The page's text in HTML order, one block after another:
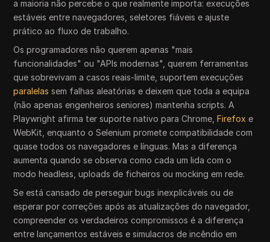
a maioria não percebe o que realmente importa: execuções
estáveis entre navegadores, seletores fiáveis e ajuste
prático ao fluxo de trabalho.
Os programadores não querem apenas "mais
funcionalidades" ou "APIs modernas", querem ferramentas
que sobrevivam a casos reais-limite, suportem execuções
paralelas sem falhas aleatórias e deixem que toda a equipa
(não apenas engenheiros seniores) mantenha scripts. A
Playwright afirma ter suporte nativo para Chrome,Firefox e
WebKit, enquanto o Selenium promete compatibilidade com
quase todos os navegadores e línguas. Mas a diferença
aumenta quando se observa como cada um lida com o
modo headless, uploads de ficheiros ou mocking em rede.
Se está cansado de perseguir bugs inexplicáveis ou de
esperar por correções após as atualizações do navegador,
compreender os verdadeiros compromissos é a diferença
entre lançamentos estáveis e simulacros de incêndio em